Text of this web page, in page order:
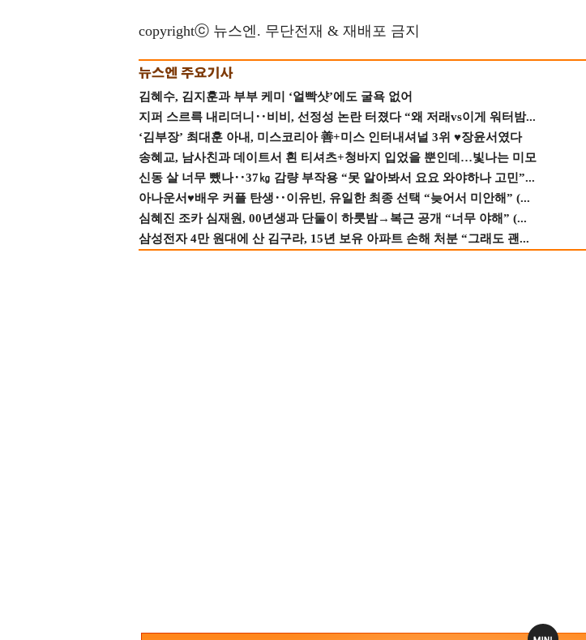
copyrightⓒ 뉴스엔. 무단전재 & 재배포 금지
김혜수, 김지훈과 부부 케미 ‘얼빡샷’에도 굴욕 없어
지퍼 스르륵 내리더니‥비비, 선정성 논란 터졌다 “왜 저래vs이게 워터밤...
‘김부장’ 최대훈 아내, 미스코리아 善+미스 인터내셔널 3위 ♥장윤서였다
송혜교, 남사친과 데이트서 흰 티셔츠+청바지 입었을 뿐인데…빛나는 미모
신동 살 너무 뺐나‥37㎏ 감량 부작용 “못 알아봐서 요요 와야하나 고민”...
아나운서♥배우 커플 탄생‥이유빈, 유일한 최종 선택 “늦어서 미안해” (...
심혜진 조카 심재원, 00년생과 단둘이 하룻밤→복근 공개 “너무 야해” (...
삼성전자 4만 원대에 산 김구라, 15년 보유 아파트 손해 처분 “그래도 괜...